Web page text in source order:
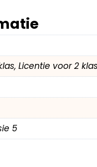
Licentie voor 2
5